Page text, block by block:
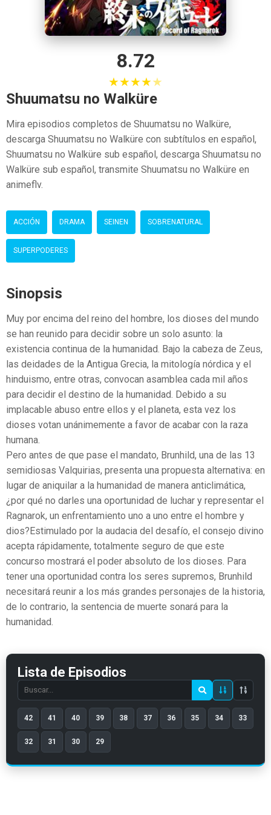
8.72
★★★★★
Shuumatsu no Walküre
Mira episodios completos de Shuumatsu no Walküre,
descarga Shuumatsu no Walküre con subtítulos en español,
Shuumatsu no Walküre sub español, descarga Shuumatsu no
Walküre sub español, transmite Shuumatsu no Walküre en
animeflv.
ACCIÓN DRAMA SEINEN SOBRENATURAL
SUPERPODERES
Sinopsis
Muy por encima del reino del hombre, los dioses del mundo
se han reunido para decidir sobre un solo asunto: la
existencia continua de la humanidad. Bajo la cabeza de Zeus,
las deidades de la Antigua Grecia, la mitología nórdica y el
hinduismo, entre otras, convocan asamblea cada mil años
para decidir el destino de la humanidad. Debido a su
implacable abuso entre ellos y el planeta, esta vez los
dioses votan unánimemente a favor de acabar con la raza
humana.
Pero antes de que pase el mandato, Brunhild, una de las 13
semidiosas Valquirias, presenta una propuesta alternativa: en
lugar de aniquilar a la humanidad de manera anticlimática,
¿por qué no darles una oportunidad de luchar y representar el
Ragnarok, un enfrentamiento uno a uno entre el hombre y
dios?Estimulado por la audacia del desafío, el consejo divino
acepta rápidamente, totalmente seguro de que este
concurso mostrará el poder absoluto de los dioses. Para
tener una oportunidad contra los seres supremos, Brunhild
necesitará reunir a los más grandes personajes de la historia,
de lo contrario, la sentencia de muerte sonará para la
humanidad.
Lista de Episodios
Search
episode
number
42 41 40 39 38 37 36 35 34 33
32 31 30 29